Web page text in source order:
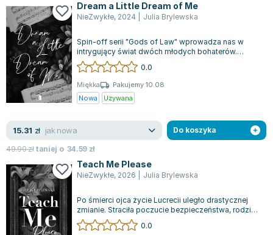
Dream a Little Dream of Me
NieZwykłe, 2024 Julia Brylewska
Spin-off serii "Gods of Law" wprowadza nas w
intrygujący świat dwóch młodych bohaterów.
Hayden Sanclair, od maleńkości postrzegany...
0.0
Miękka
Pakujemy 10.08
Nowa
Używana
15.31 zł jak nowa
49.90złtaniej o 34.59 zł
Do koszyka
Teach Me Please
NieZwykłe, 2026 Julia Brylewska
Po śmierci ojca życie Lucrecii uległo drastycznej
zmianie. Straciła poczucie bezpieczeństwa, rodzinę
i swoją pasję do sztuki. Pozo...
0.0